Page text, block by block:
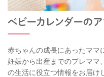
赤ちゃんの成長にあったママ
妊娠から出産までのプレママ
の生活に役立つ情報をお届け